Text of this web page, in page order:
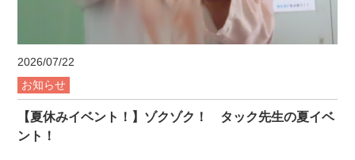
2026/07/22
お知らせ
【夏休みイベント！】ゾクゾク！ タック先生の夏イベ
ント！